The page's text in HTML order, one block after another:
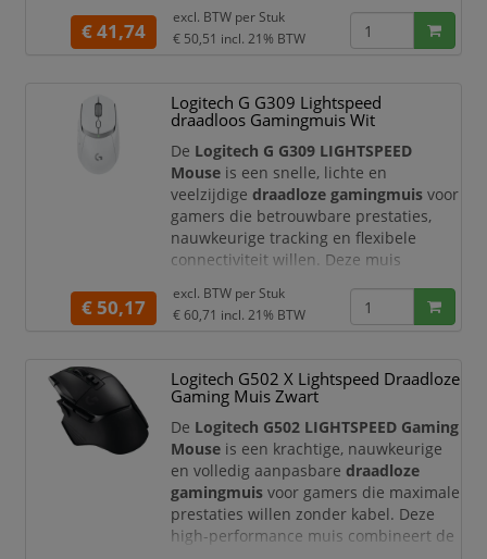
versnelling en tracking speed van 400
IPS ga jij beter gamen dan ooit.
voor draadloos via de 2.4 GHz USB-
receiver met lage latency en game zo
94 uur non-stop. Of speel met d
€ 41,74
excl. BTW per Stuk
€ 50,51 incl. 21% BTW
Logitech G G309 Lightspeed
draadloos Gamingmuis Wit
De Logitech G G309 LIGHTSPEED
Mouse is een snelle, lichte en
veelzijdigedraadloze gamingmuis voor
gamers die betrouwbare prestaties,
nauwkeurige tracking en flexibele
connectiviteit willen. Deze muis
technologie met Bluetooth , waardoor
u eenvoudig wisselt tussen high-
dagelijks gebruik. Dankzij de krachtige
HERO 25K-sensor,LIGHTFORCE
hybride switches
is de G309
€ 50,17
excl. BTW per Stuk
€ 60,71 incl. 21% BTW
Logitech G502 X Lightspeed Draadloze
Gaming Muis Zwart
De Logitech G502 LIGHTSPEED Gaming
Mouse is een krachtige, nauwkeurige
en volledig aanpasbaredraadloze
gamingmuis voor gamers die maximale
prestaties willen zonder kabel. Deze
high-performance muis combineert de